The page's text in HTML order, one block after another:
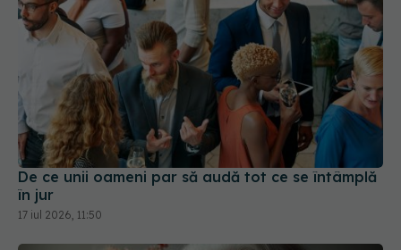
De ce unii oameni par să audă tot ce se întâmplă
în jur
17 iul 2026, 11:50